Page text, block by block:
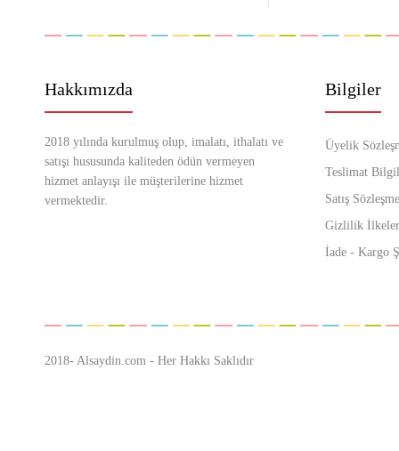
Hakkımızda
2018 yılında kurulmuş olup, imalatı, ithalatı ve
satışı hususunda kaliteden ödün vermeyen
hizmet anlayışı ile müşterilerine hizmet
vermektedir.
Bilgiler
Üyelik
Teslimat
Satış
Gizlilik
İade - Kargo
2018- Alsaydin.com - Her Hakkı Saklıdır